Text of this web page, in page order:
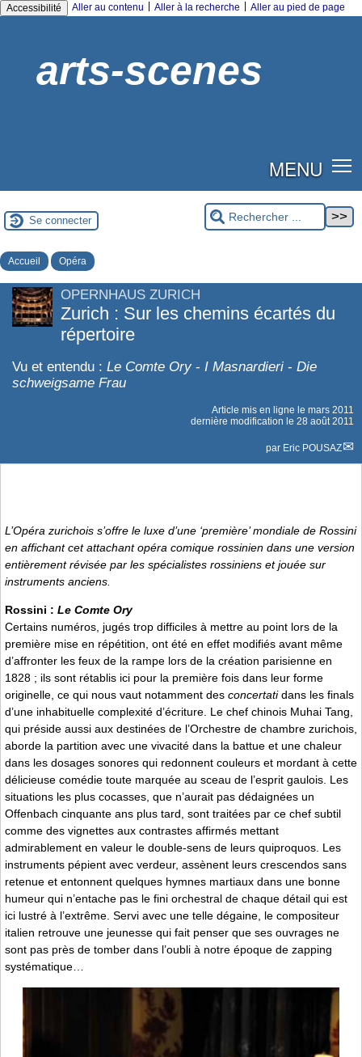
Accessibilité Aller au contenu Aller à la recherche Aller au pied de page
arts-scenes
MENU
Se connecter
Accueil Opéra
OPERNHAUS ZURICH
Zurich : Sur les chemins écartés du
répertoire
Vu et entendu : Le Comte Ory - I Masnardieri - Die
schweigsame Frau
Article mis en ligne le mars 2011
dernière modification le 28 août 2011
par Eric POUSAZ
L’Opéra zurichois s’offre le luxe d’une ‘première’ mondiale de Rossini
en affichant cet attachant opéra comique rossinien dans une version
entièrement révisée par les spécialistes rossiniens et jouée sur
instruments anciens.
Rossini : Le Comte Ory
Certains numéros, jugés trop difficiles à mettre au point lors de la
première mise en répétition, ont été en effet modifiés avant même
d’affronter les feux de la rampe lors de la création parisienne en
1828 ; ils sont rétablis ici pour la première fois dans leur forme
originelle, ce qui nous vaut notamment des concertatidans les finals
d’une inhabituelle complexité d’écriture. Le chef chinois Muhai Tang,
qui préside aussi aux destinées de l’Orchestre de chambre zurichois,
aborde la partition avec une vivacité dans la battue et une chaleur
dans les dosages sonores qui redonnent couleurs et mordant à cette
délicieuse comédie toute marquée au sceau de l’esprit gaulois. Les
situations les plus cocasses, que n’aurait pas dédaignées un
Offenbach cinquante ans plus tard, sont traitées par ce chef subtil
comme des vignettes aux contrastes affirmés mettant
admirablement en valeur le double-sens de leurs quiproquos. Les
instruments pépient avec verdeur, assènent leurs crescendos sans
retenue et entonnent quelques hymnes martiaux dans une bonne
humeur qui n’entache pas le fini orchestral de chaque détail qui est
ici lustré à l’extrême. Servi avec une telle dégaine, le compositeur
italien retrouve une jeunesse qui fait penser que ses ouvrages ne
sont pas près de tomber dans l’oubli à notre époque de zapping
systématique…